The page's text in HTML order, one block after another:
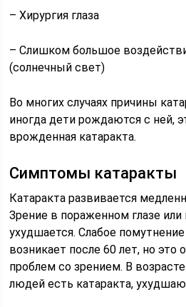
– Хирургия глаза
– Слишком большое
(солнечный свет)
Во многих случаях причины
иногда дети рождаются с ней,
врожденная катаракта.
Симптомы катаракты
Катаракта развивается
Зрение в пораженном глазе или
ухудшается. Слабое помутнение
возникает после 60 лет, но
проблем со зрением. В
людей есть катаракта,